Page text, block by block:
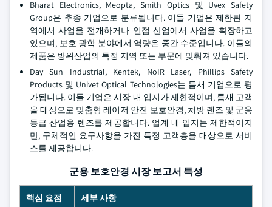
Bharat Electronics, Meopta, Smith Optics 및 Uvex Safety
Group은 추종 기업으로 분류됩니다. 이들 기업은 제한된 지
역에서 사업을 전개하거나 인접 산업에서 사업을 확장하고
있으며, 보호 광학 분야에서 역량은 중간 수준입니다. 이들의
제품은 방위산업의 특정 지역 또는 부문에 맞춰져 있습니다.
Day Sun Industrial, Kentek, NoIR Laser, Phillips Safety
Products 및 Univet Optical Technologies는 틈새 기업으로 평
가됩니다. 이들 기업은 시장 내 입지가 제한적이며, 틈새 고객
을 대상으로 맞춤형 레이저 안전 보호안경, 처방 렌즈 및 군용
등급 산업용 렌즈를 제공합니다. 업계 내 입지는 제한적이지
만, 구체적인 요구사항을 가진 특정 고객층을 대상으로 서비
스를 제공합니다.
군용 보호안경 시장 보고서 특성
핵심 요점 세부 사항